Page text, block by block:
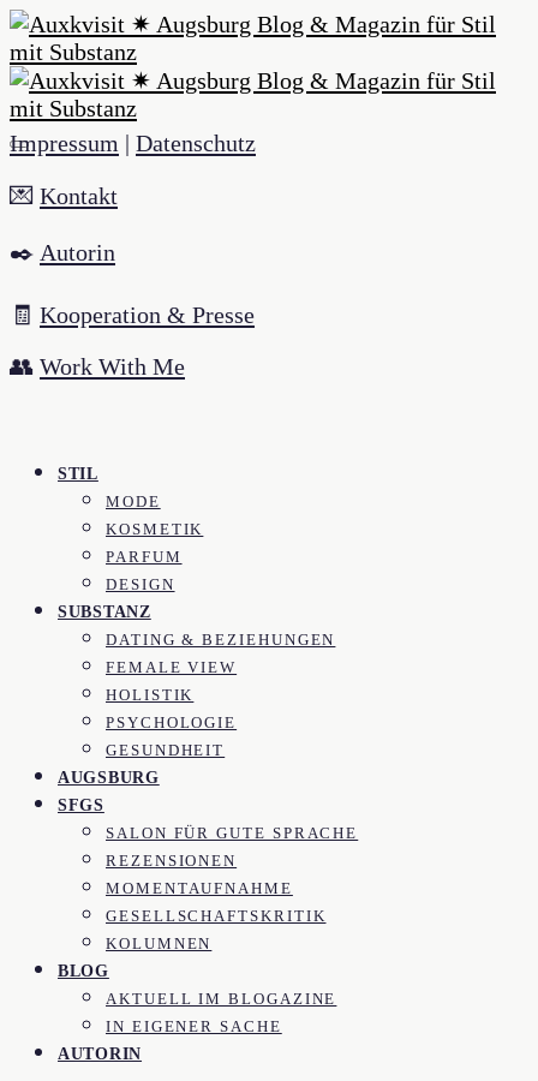
Impressum | Datenschutz
💌 Kontakt
✒️ Autorin
🧾 Kooperation & Presse
👥 Work With Me
STIL
MODE
KOSMETIK
PARFUM
DESIGN
SUBSTANZ
DATING & BEZIEHUNGEN
FEMALE VIEW
HOLISTIK
PSYCHOLOGIE
GESUNDHEIT
AUGSBURG
SFGS
SALON FÜR GUTE SPRACHE
REZENSIONEN
MOMENTAUFNAHME
GESELLSCHAFTSKRITIK
KOLUMNEN
BLOG
AKTUELL IM BLOGAZINE
IN EIGENER SACHE
AUTORIN